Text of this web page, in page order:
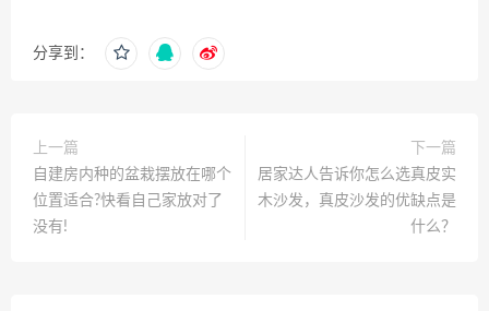
分享到：
上一篇
自建房内种的盆栽摆放在哪个
位置适合?快看自己家放对了
没有!
下一篇
居家达人告诉你怎么选真皮实
木沙发，真皮沙发的优缺点是
什么？